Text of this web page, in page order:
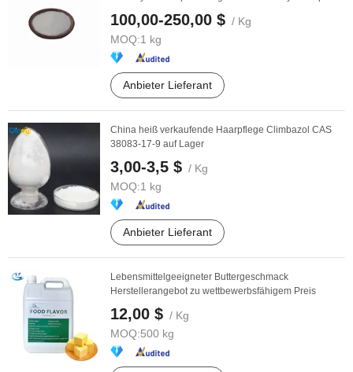
100,00-250,00 $ / Kg
MOQ:1 kg
Anbieter Lieferant
China heiß verkaufende Haarpflege Climbazol CAS
38083-17-9 auf Lager
3,00-3,5 $ / Kg
MOQ:1 kg
Anbieter Lieferant
Lebensmittelgeeigneter Buttergeschmack
Herstellerangebot zu wettbewerbsfähigem Preis
12,00 $ / Kg
MOQ:500 kg